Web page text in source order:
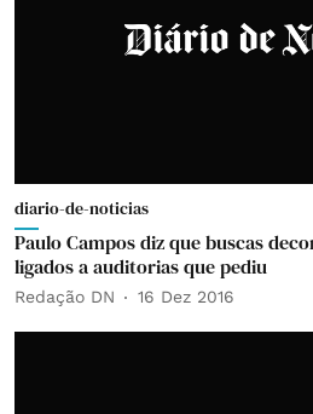
diario-de-noticias
Paulo Campos diz que buscas
ligados a auditorias que pediu
Redação DN 16 Dez 2016